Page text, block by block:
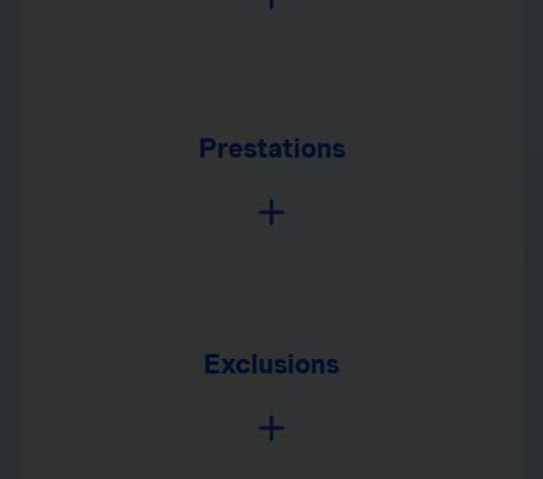
Prestations
Exclusions